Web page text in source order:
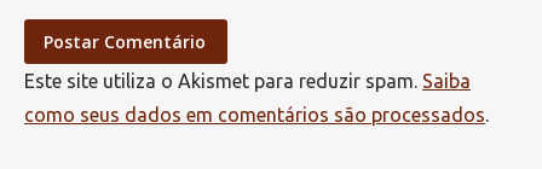
Postar Comentário
Este site utiliza o Akismet para reduzir spam. Saiba
como seus dados em comentários são processados.